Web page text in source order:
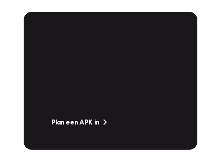
Plan een APK in